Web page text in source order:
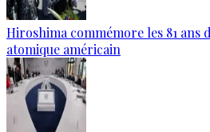
Hiroshima commémore les 81 ans
atomique américain